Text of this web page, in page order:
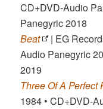
CD+DVD-Audio
Panegyric 2018
Beat
| EG
Audio Panegyric
2019
Three Of A Perfect
1984 • CD+DVD-